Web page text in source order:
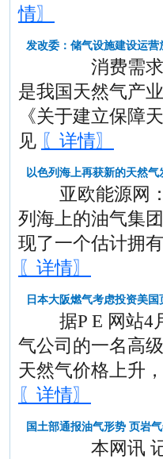
情〗
发改委：储气设施建设运营
消费需求快速
是我国天然气产
《关于建立保障
见 〖详情〗
以色列海上再获新的天然气
亚欧能源网：
列海上的油气集
现了一个估计拥
〖详情〗
日本大阪燃气考虑投资美国
据P E 网站4月
气公司的一名高
天然气价格上升
〖详情〗
国土部通报油气形势 页岩
本网讯 记者